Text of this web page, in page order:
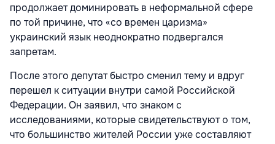
продолжает доминировать в неформальной сфере
по той причине, что «со времен царизма»
украинский язык неоднократно подвергался
запретам.
После этого депутат быстро сменил тему и вдруг
перешел к ситуации внутри самой Российской
Федерации. Он заявил, что знаком с
исследованиями, которые свидетельствуют о том,
что большинство жителей России уже составляют